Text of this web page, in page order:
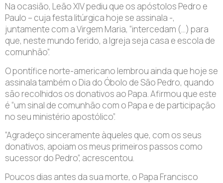
Na ocasião, Leão XIV pediu que os apóstolos Pedro e
Paulo – cuja festa litúrgica hoje se assinala -,
juntamente com a Virgem Maria, “intercedam (…) para
que, neste mundo ferido, a Igreja seja casa e escola de
comunhão”.
O pontífice norte-americano lembrou ainda que hoje se
assinala também o Dia do Óbolo de São Pedro, quando
são recolhidos os donativos ao Papa. Afirmou que este
é “um sinal de comunhão com o Papa e de participação
no seu ministério apostólico”.
“Agradeço sinceramente àqueles que, com os seus
donativos, apoiam os meus primeiros passos como
sucessor do Pedro”, acrescentou.
Poucos dias antes da sua morte, o Papa Francisco